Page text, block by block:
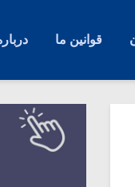
قوانین ما